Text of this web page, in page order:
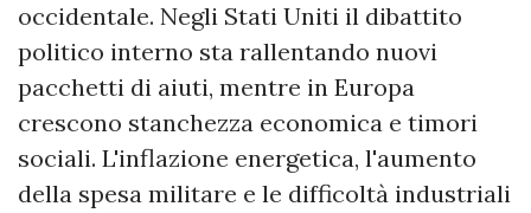
occidentale. Negli Stati Uniti il dibattito
politico interno sta rallentando nuovi
pacchetti di aiuti, mentre in Europa
crescono stanchezza economica e timori
sociali. L'inflazione energetica, l'aumento
della spesa militare e le difficoltà industriali